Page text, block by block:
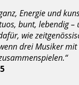
Energie und
bunt, lebendig –
wie
drei Musiker